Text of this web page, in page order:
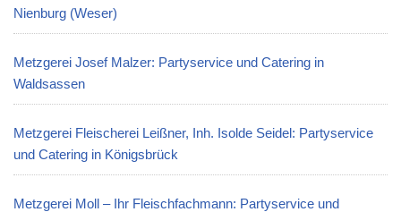
Nienburg (Weser)
Metzgerei Josef Malzer: Partyservice und Catering in
Waldsassen
Metzgerei Fleischerei Leißner, Inh. Isolde Seidel: Partyservice
und Catering in Königsbrück
Metzgerei Moll – Ihr Fleischfachmann: Partyservice und